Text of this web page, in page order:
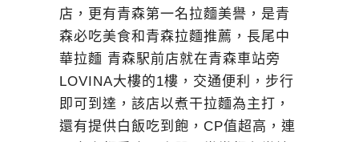
店，更有青森第一名拉麵美譽，是青
森必吃美食和青森拉麵推薦，長尾中
華拉麵 青森駅前店就在青森車站旁
LOVINA大樓的1樓，交通便利，步行
即可到達，該店以煮干拉麵為主打，
還有提供白飯吃到飽，CP值超高，連